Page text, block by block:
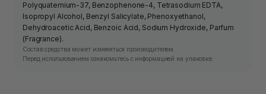
Polyquaternium-37, Benzophenone-4, Tetrasodium EDTA,
Isopropyl Alcohol, Benzyl Salicylate, Phenoxyethanol,
Dehydroacetic Acid, Benzoic Acid, Sodium Hydroxide, Parfum
(Fragrance).
Состав средства может изменяться производителем.
Перед использованием ознакомьтесь с информацией на упаковке.